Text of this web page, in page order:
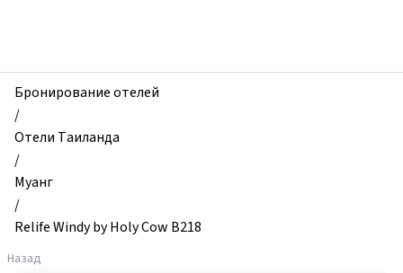
Relife
Windy
by
Holy
Cow
B218,
Муанг,
Таиланд
Бронирование отелей
/
Отели Таиланда
/
Муанг
/
Relife Windy by Holy Cow B218
Назад